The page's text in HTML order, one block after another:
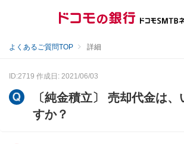
よくあるご質問TOP 詳細
ID:2719 作成日: 2021/06/03
〔純金積立〕 売却代金は、
すか？